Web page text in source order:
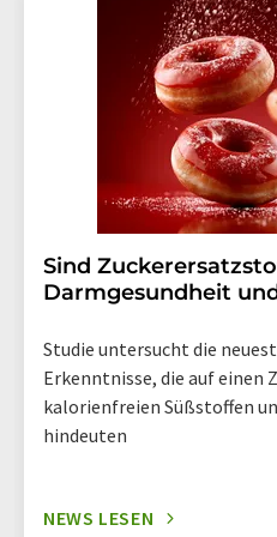
widerruf@lumitos.commit
widerrufen. Zudem ist in jeder
Abbestellung des
Sind
Darmgesundheit
Studie untersucht die
Erkenntnisse, die auf einen
kalorienfreien Süßstoffen
hindeuten
NEWS LESEN